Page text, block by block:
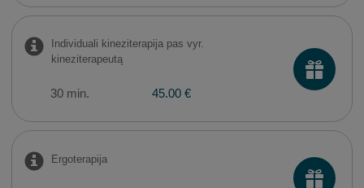
Individuali kineziterapija pas vyr.
kineziterapeutą
30 min. 45.00 €
Ergoterapija